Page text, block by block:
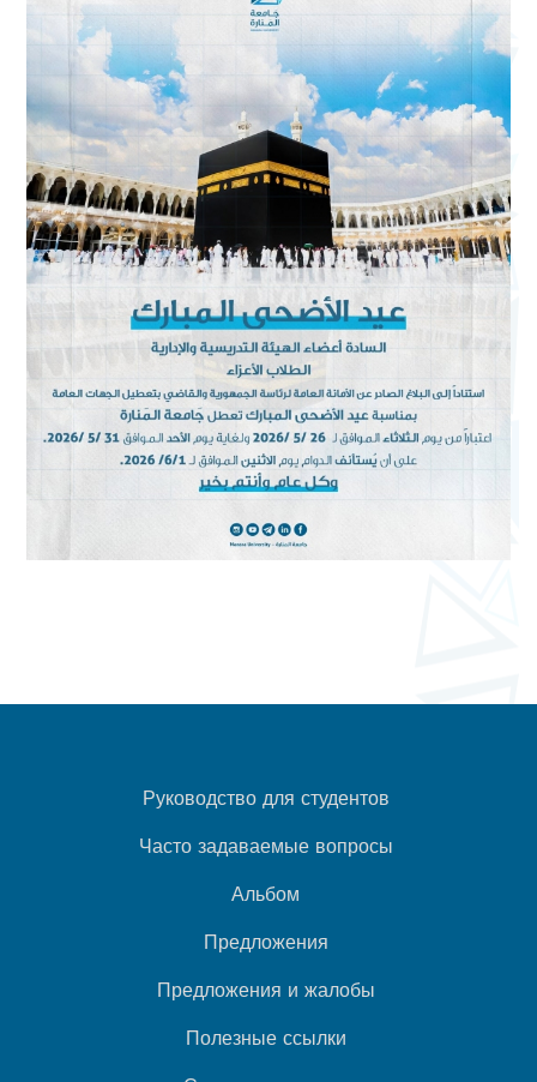
Руководство для студентов
Часто задаваемые вопросы
Альбом
Предложения
Предложения и жалобы
Полезные ссылки